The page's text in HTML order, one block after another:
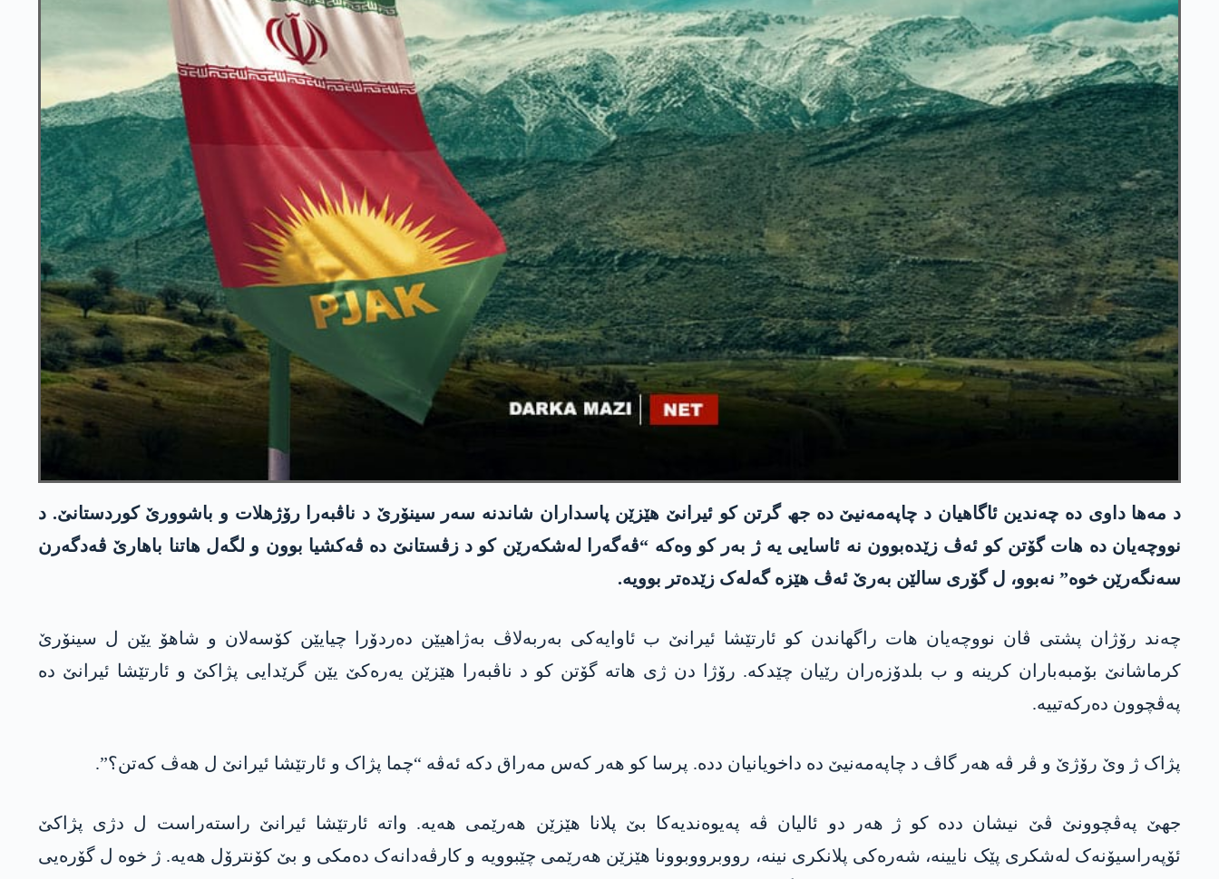
د مەھا داوی دە چەندین ئاگاھیان د چاپەمەنیێ دە جھ گرتن کو ئیرانێ هێزێن پاسداران شاندنە سەر سینۆرێ د ناڤبەرا رۆژهلات و باشوورێ کوردستانێ. د
نووچەیان دە ھات گۆتن کو ئەڤ زێدەبوون نە ئاسایی یە ژ بەر کو وەکە “ڤەگەرا لەشکەرێن کو د زڤستانێ دە ڤەکشیا بوون و لگەل هاتنا باھارێ ڤەدگەرن
سەنگەرێن خوە” نەبوو، ل گۆری سالێن بەرێ ئەڤ هێزە گەلەک زێدەتر بوویە.
چەند رۆژان پشتی ڤان نووچەیان ھات راگھاندن کو ئارتێشا ئیرانێ ب ئاوایەکی بەربەلاڤ بەژاھیێن دەردۆرا چیایێن کۆسەلان و شاھۆ یێن ل سینۆرێ
کرماشانێ بۆمبەباران کرینە و ب بلدۆزەران رێیان چێدکە. رۆژا دن ژی ھاتە گۆتن کو د ناڤبەرا ھێزێن یەرەکێ یێن گرێدایی پژاکێ و ئارتێشا ئیرانێ دە
پەڤچوون دەرکەتییە.
پژاک ژ وێ رۆژێ و ڤر ڤە ھەر گاڤ د چاپەمەنیێ دە داخویانیان ددە. پرسا کو ھەر کەس مەراق دکە ئەڤە “چما پژاک و ئارتێشا ئیرانێ ل ھەڤ کەتن؟”.
جھێ پەڤچوونێ ڤێ نیشان ددە کو ژ ھەر دو ئالیان ڤە پەیوەندیەکا بێ پلانا ھێزێن ھەرێمی ھەیە. واتە ئارتێشا ئیرانێ راستەراست ل دژی پژاکێ
ئۆپەراسیۆنەک لەشکری پێک نایینە، شەرەکی پلانکری نینە، رووبرووبوونا ھێزێن ھەرێمی چێبوویە و کارڤەدانەک دەمکی و بێ کۆنترۆل ھەیە. ژ خوە ل گۆرەیی